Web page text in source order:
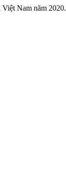
Nam năm 2020.